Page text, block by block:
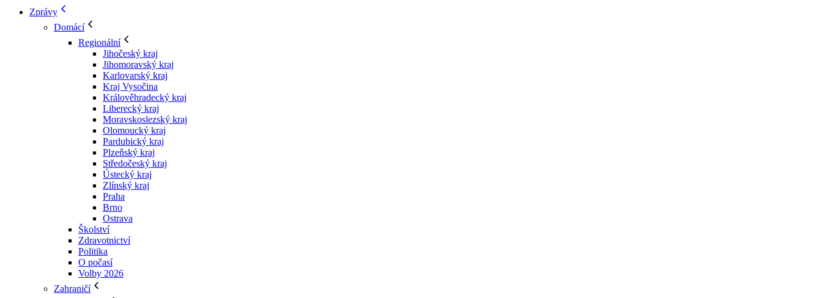
Zprávy
Domácí
Regionální
Jihočeský kraj
Jihomoravský kraj
Karlovarský kraj
Kraj Vysočina
Králověhradecký kraj
Liberecký kraj
Moravskoslezský kraj
Olomoucký kraj
Pardubický kraj
Plzeňský kraj
Středočeský kraj
Ústecký kraj
Zlínský kraj
Praha
Brno
Ostrava
Školství
Zdravotnictví
Politika
O počasí
Volby 2026
Zahraničí